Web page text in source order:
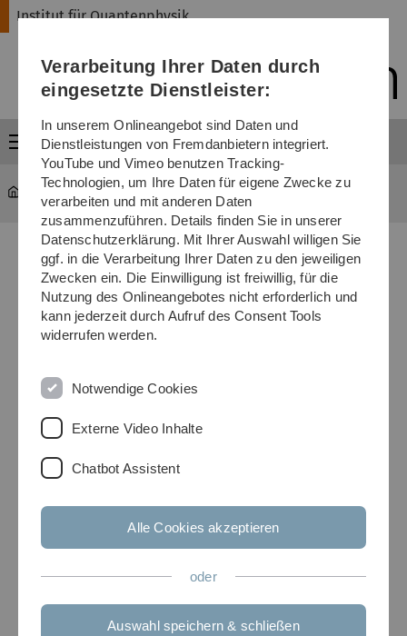
Direkt
Direkt
Direkt
(Sprache,
Drucken,
Media)
Direkt
Direkt
Institut für Quantenphysik
Menü
Institut für Quantenphysik 600. Heraeus-Seminar
Verarbeitung Ihrer Daten durch
eingesetzte Dienstleister:
In unserem Onlineangebot sind Daten und
Dienstleistungen von Fremdanbietern integriert.
YouTube und Vimeo benutzen Tracking-
Technologien, um Ihre Daten für eigene Zwecke zu
verarbeiten und mit anderen Daten
zusammenzuführen. Details finden Sie in unserer
Datenschutzerklärung. Mit Ihrer Auswahl willigen Sie
ggf. in die Verarbeitung Ihrer Daten zu den jeweiligen
Zwecken ein. Die Einwilligung ist freiwillig, für die
Nutzung des Onlineangebotes nicht erforderlich und
kann jederzeit durch Aufruf des Consent Tools
widerrufen werden.
Notwendige Cookies
Externe Video Inhalte
Chatbot Assistent
Alle Cookies akzeptieren
oder
Auswahl speichern & schließen